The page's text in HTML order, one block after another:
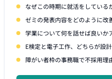
なぜこの時期に就活をしている
ゼミの発表内容をどのように改
学業について何を話せば良いか
E検定と電子工作、どちらが設
障がい者枠の事務職で不採用理